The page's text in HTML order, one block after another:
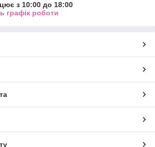
з 10:00 до 18:00
графік роботи